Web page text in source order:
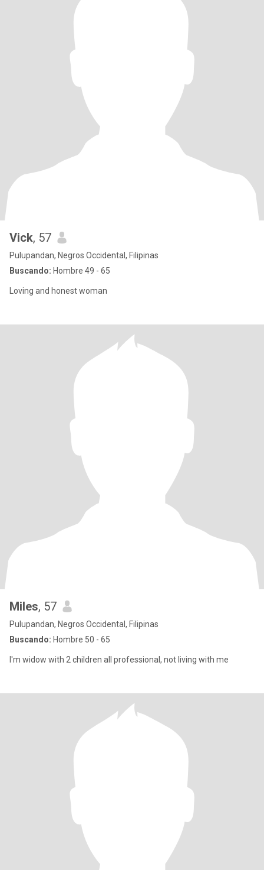
Vick, 57
Pulupandan, Negros Occidental, Filipinas
Buscando: Hombre 49 - 65
Loving and honest woman
Miles, 57
Pulupandan, Negros Occidental, Filipinas
Buscando: Hombre 50 - 65
I'm widow with 2 children all professional, not living with me